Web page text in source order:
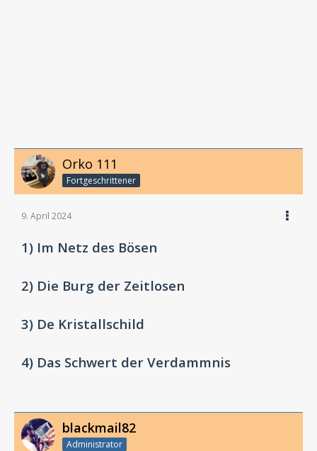
Orko 111
Fortgeschrittener
9. April 2024
1) Im Netz des Bösen
2) Die Burg der Zeitlosen
3) De Kristallschild
4) Das Schwert der Verdammnis
blackmail82
Administrator